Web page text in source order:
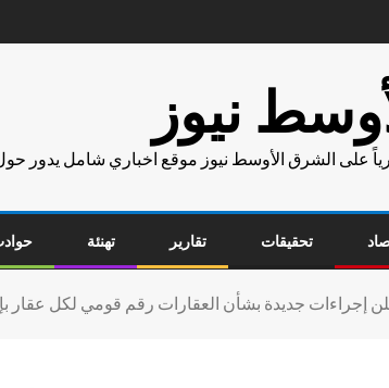
نيوز
على الشرق الأوسط نيوز موقع اخباري شامل يدور حول
تحقيقات تقارير تهنئة
إجراءات جديدة بشأن العقارات رقم قومي لكل عقار